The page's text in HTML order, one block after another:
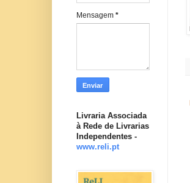
Mensagem *
Livraria Associada
à Rede de Livrarias
Independentes -
www.reli.pt